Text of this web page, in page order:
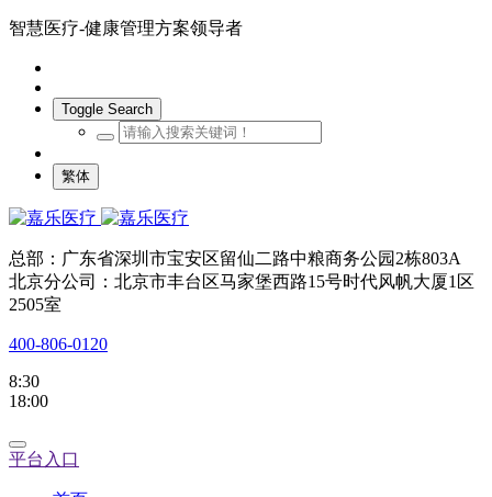
智慧医疗-健康管理方案领导者
Toggle Search
繁体
总部：广东省深圳市宝安区留仙二路中粮商务公园2栋803A
北京分公司：北京市丰台区马家堡西路15号时代风帆大厦1区
2505室
400-806-0120
8:30
18:00
平台入口